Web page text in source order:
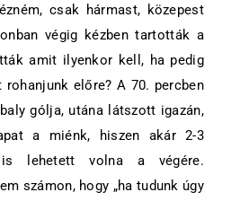
csak hármast, közepest
végig kézben tartották a
amit ilyenkor kell, ha pedig
előre? A 70. percben
gólja, utána látszott igazán,
a miénk, hiszen akár 2-3
lehetett volna a végére.
számon, hogy „ha tudunk úgy